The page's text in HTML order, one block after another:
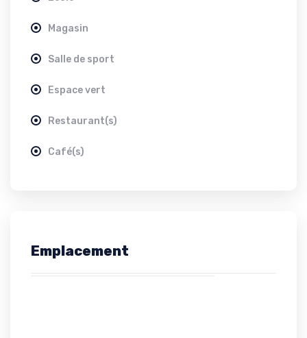
Magasin
Salle de sport
Espace vert
Restaurant(s)
Café(s)
Emplacement